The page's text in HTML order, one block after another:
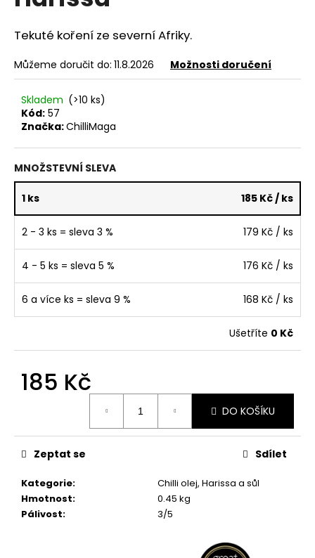
z
5
Tekuté koření ze severní Afriky.
Můžeme doručit do: 11.8.2026 Možnosti doručení
Skladem (>10 ks)
Kód: 57
Značka:ChilliMaga
MNOŽSTEVNÍ SLEVA
1 ks 185 Kč/ ks
2 - 3 ks = sleva 3 % 179 Kč / ks
4 - 5 ks = sleva 5 % 176 Kč / ks
6 a více ks = sleva 9 % 168 Kč / ks
Ušetříte 0 Kč
185 Kč
DO KOŠÍKU
Kategorie:
Chilli olej, Harissa a sůl
Hmotnost:
0.45 kg
Pálivost: 3/5
Zeptat se Sdílet
a
j
í
t
?
D
o
p
o
r
č
CHILLI
165
Kč